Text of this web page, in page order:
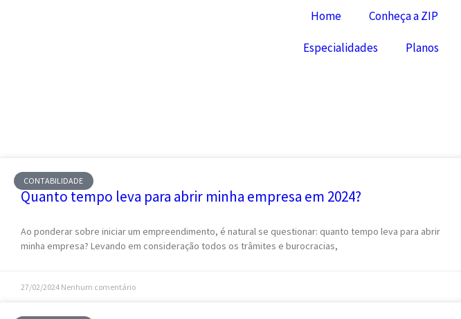
Home Conheça a ZIP
Especialidades Planos
CONTABILIDADE
Quanto tempo leva para abrir minha empresa em 2024?
Ao ponderar sobre iniciar um empreendimento, é natural se questionar: quanto tempo leva para abrir
minha empresa? Levando em consideração todos os trâmites e burocracias,
27/02/2024 Nenhum comentário